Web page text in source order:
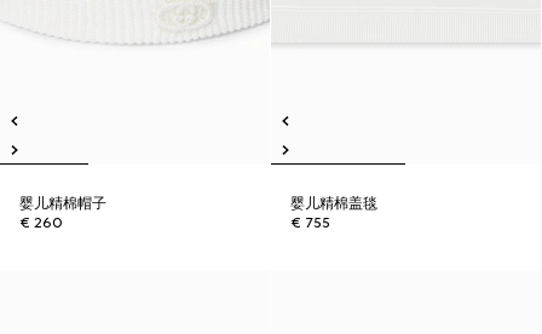
婴儿精棉帽子
€ 260
婴儿精棉盖毯
€ 755